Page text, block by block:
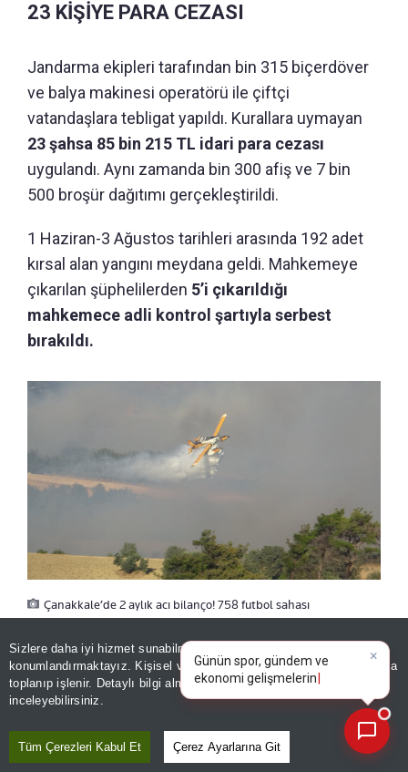
Sizlere daha iyi hizmet sunabilmek adına sitemizde
konumlandırmaktayız. Kişisel verileriniz, KVKK ve GDPR kapsamında
toplanıp işlenir. Detaylı bilgi almak içinAydınlatma Metnimizi
inceleyebilirsiniz.
Tüm Çerezleri Kabul Et Çerez Ayarlarına Git
23 KİŞİYE PARA CEZASI
Jandarma ekipleri tarafından bin 315 biçerdöver
ve balya makinesi operatörü ile çiftçi
vatandaşlara tebligat yapıldı. Kurallara uymayan
23 şahsa 85 bin 215 TL idari para cezası
uygulandı. Aynı zamanda bin 300 afiş ve 7 bin
500 broşür dağıtımı gerçekleştirildi.
1 Haziran-3 Ağustos tarihleri arasında 192 adet
kırsal alan yangını meydana geldi. Mahkemeye
çıkarılan şüphelilerden 5’i çıkarıldığı
mahkemece adli kontrol şartıyla serbest
bırakıldı.
Çanakkale’de 2 aylık acı bilanço! 758 futbol sahası
büyüklüğünde alan yandı
SON YANGIN EZİNE'DE ÇIKMIŞTI
Son olarak Çanakkale'nin Ezine ilçesinde
ormanlık alanda yangın çıkmıştı. 4 Ağustos’ta
×
Günün spor, gündem ve
ekonomi gelişmelerini analiz
edin!|